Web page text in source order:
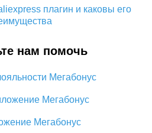
плагин и каковы его
плагина
мануал
кэшбэк на Алиэкспресс
дает
нам помочь
Мегабонус
Мегабонус
Мегабонус